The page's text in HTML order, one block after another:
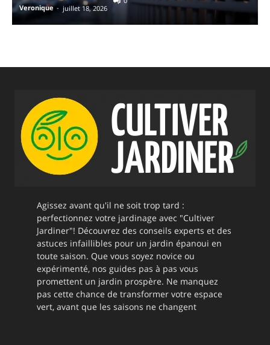
Veronique - juillet 18, 2026
Agissez avant qu'il ne soit trop tard :
perfectionnez votre jardinage avec "Cultiver
Jardiner"! Découvrez des conseils experts et des
astuces infaillibles pour un jardin épanoui en
toute saison. Que vous soyez novice ou
expérimenté, nos guides pas à pas vous
promettent un jardin prospère. Ne manquez
pas cette chance de transformer votre espace
vert, avant que les saisons ne changent